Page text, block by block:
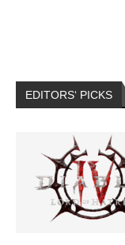
EDITORS‘ PICKS